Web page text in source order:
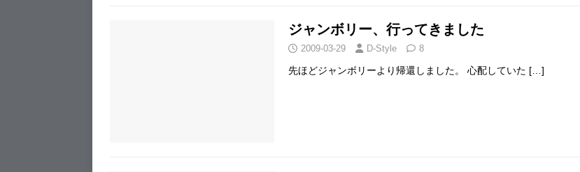
ジャンボリー、行ってきました
2009-03-29 D-Style 8
先ほどジャンボリーより帰還しました。 心配していた […]